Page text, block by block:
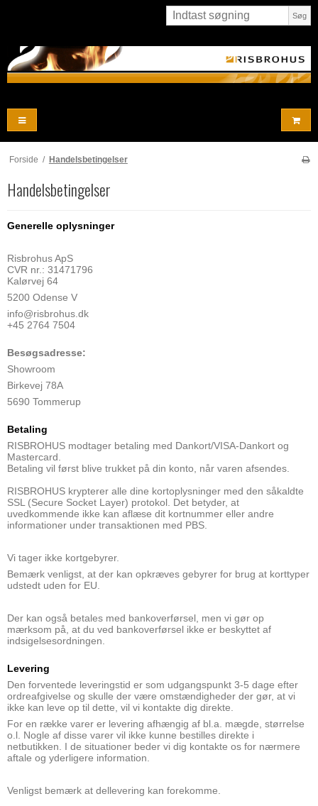
Søg
Forside / Handelsbetingelser
Handelsbetingelser
Generelle oplysninger
Risbrohus ApS
CVR nr.: 31471796
Kalørvej 64
5200 Odense V
info@risbrohus.dk
+45 2764 7504
Besøgsadresse:
Showroom
Birkevej 78A
5690 Tommerup
Betaling
RISBROHUS modtager betaling med Dankort/VISA-Dankort og
Mastercard.
Betaling vil først blive trukket på din konto, når varen afsendes.
RISBROHUS krypterer alle dine kortoplysninger med den såkaldte
SSL (Secure Socket Layer) protokol. Det betyder, at
uvedkommende ikke kan aflæse dit kortnummer eller andre
informationer under transaktionen med PBS.
Vi tager ikke kortgebyrer.
Bemærk venligst, at der kan opkræves gebyrer for brug at korttyper
udstedt uden for EU.
Der kan også betales med bankoverførsel, men vi gør op
mærksom på, at du ved bankoverførsel ikke er beskyttet af
indsigelsesordningen.
Levering
Den forventede leveringstid er som udgangspunkt 3-5 dage efter
ordreafgivelse og skulle der være omstændigheder der gør, at vi
ikke kan leve op til dette, vil vi kontakte dig direkte.
For en række varer er levering afhængig af bl.a. mægde, størrelse
o.l. Nogle af disse varer vil ikke kunne bestilles direkte i
netbutikken.
I de situationer beder vi dig kontakte os for nærmere
aftale og yderligere information.
Venligst bemærk at dellevering kan forekomme.